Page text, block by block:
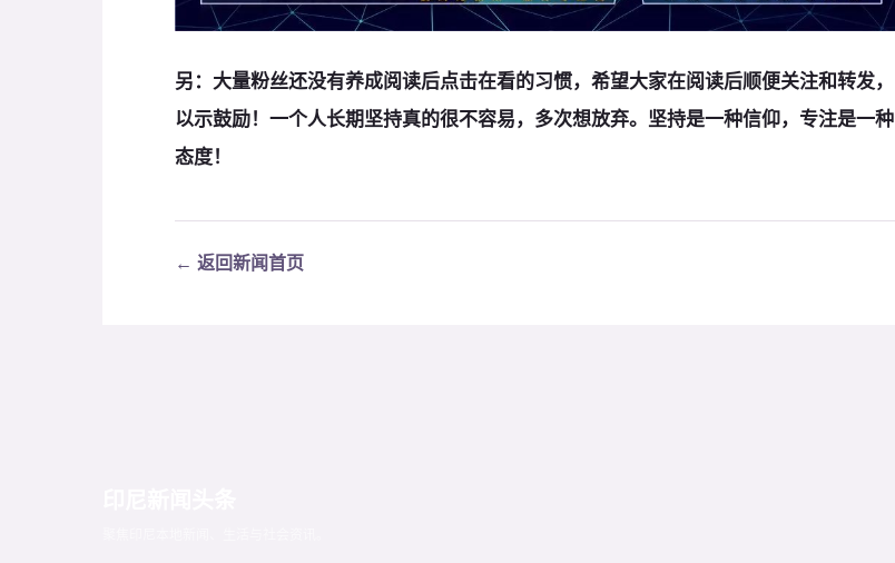
另： 大量粉丝还没有养成阅读后点击在看的习惯，希望大家在阅读后顺便关注和转发，
以示鼓励！ 一个人长期坚持真的很不容易，多次想放弃。 坚持是一种信仰，专注是一种
态度！
← 返回新闻首页